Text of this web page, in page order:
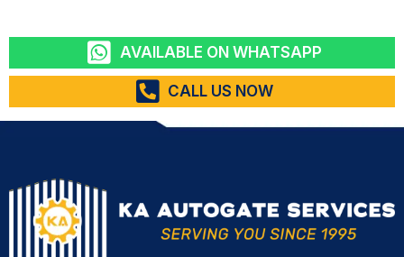
AVAILABLE ON WHATSAPP
CALL US NOW